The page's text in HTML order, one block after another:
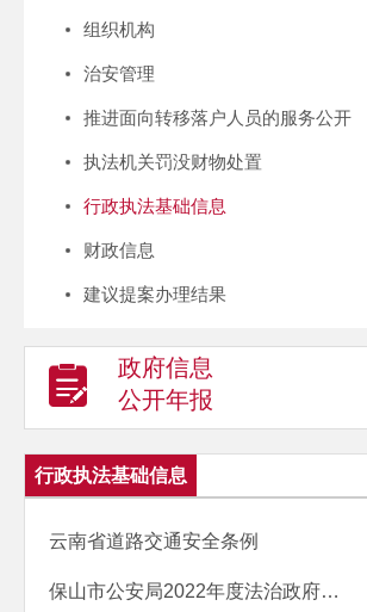
组织机构
治安管理
推进面向转移落户人员的服务公开
执法机关罚没财物处置
行政执法基础信息
财政信息
建议提案办理结果
政府信息
公开年报
行政执法基础信息
云南省道路交通安全条例
保山市公安局2022年度法治政府建设工作报告